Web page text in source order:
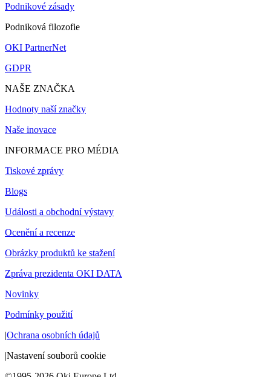
Podnikové zásady
Podniková filozofie
OKI PartnerNet
GDPR
NAŠE ZNAČKA
Hodnoty naší značky
Naše inovace
INFORMACE PRO MÉDIA
Tiskové zprávy
Blogs
Události a obchodní výstavy
Ocenění a recenze
Obrázky produktů ke stažení
Zpráva prezidenta OKI DATA
Novinky
Podmínky použití
|Ochrana osobních údajů
|Nastavení souborů cookie